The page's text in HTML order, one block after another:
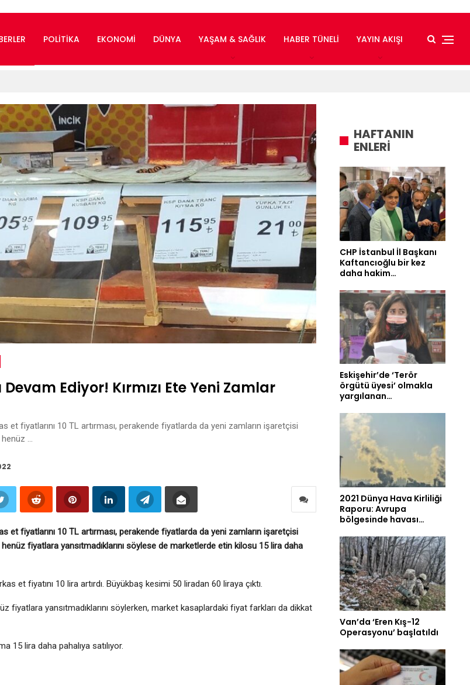
POLITIKA EKONOMI DÜNYA YAŞAM & SAĞLIK HABER TÜNELI YAYIN AKIŞI
Ediyor! Kırmızı Ete Yeni Zamlar
et fiyatlarını 10 TL artırması, perakende fiyatlarda da yeni zamların işaretçisi
henüz …
et fiyatlarını 10 TL artırması, perakende fiyatlarda da yeni zamların işaretçisi
fiyatlara yansıtmadıklarını söylese de marketlerde etin kilosu 15 lira daha
et fiyatını 10 lira artırdı. Büyükbaş kesimi 50 liradan 60 liraya çıktı.
fiyatlara yansıtmadıklarını söylerken, market kasaplardaki fiyat farkları da dikkat
15 lira daha pahalıya satılıyor.
HAFTANIN
ENLERİ
CHP İstanbul İl Başkanı
Kaftancıoğlu bir kez
daha hakim…
Eskişehir’de ‘Terör
örgütü üyesi’ olmakla
yargılanan…
2021 Dünya Hava Kirliliği
Raporu: Avrupa
bölgesinde havası…
Van’da ‘Eren Kış-12
Operasyonu’ başlatıldı